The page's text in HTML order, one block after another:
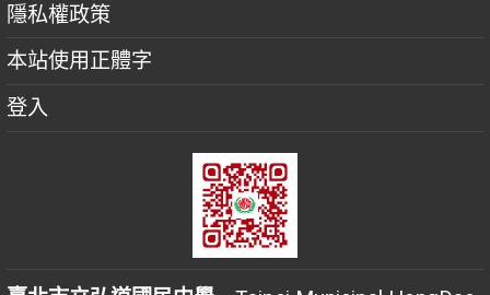
隱私權政策
本站使用正體字
登入